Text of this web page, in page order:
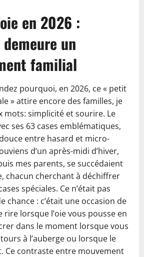
en 2026 :
un
familial
pourquoi, en 2026, ce « petit
» attire encore des familles, je
mots: simplicité et sourire. Le
ses 63 cases emblématiques,
entre hasard et micro-
d’un après-midi d’hiver,
mes parents, se succédaient
chacun cherchant à déchiffrer
spéciales. Ce n’était pas
chance : c’était une occasion de
lorsque l’oie vous pousse en
dans le moment lorsque vous
à l’auberge ou lorsque le
Ce contraste entre mouvement